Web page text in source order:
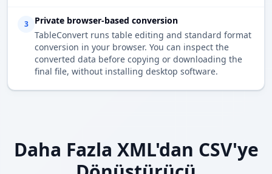
3
Private browser-based conversion
TableConvert runs table editing and standard format
conversion in your browser. You can inspect the
converted data before copying or downloading the
final file, without installing desktop software.
Daha Fazla XML'dan CSV'ye